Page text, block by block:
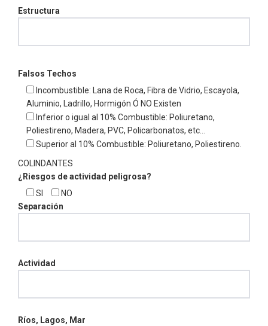
Estructura
Falsos Techos
Incombustible: Lana de Roca, Fibra de Vidrio, Escayola,
Aluminio, Ladrillo, Hormigón Ó NO Existen
Inferior o igual al 10% Combustible: Poliuretano,
Poliestireno, Madera, PVC, Policarbonatos, etc…
Superior al 10% Combustible: Poliuretano, Poliestireno.
COLINDANTES
¿Riesgos de actividad peligrosa?
SI
NO
Separación
Actividad
Ríos, Lagos, Mar